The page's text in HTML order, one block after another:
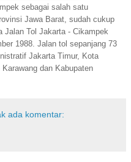
sebagai salah satu
Jawa Barat, sudah cukup
Jalan Tol Jakarta - Cikampek
1988. Jalan tol sepanjang 73
Jakarta Timur, Kota
dan Kabupaten
ada komentar: